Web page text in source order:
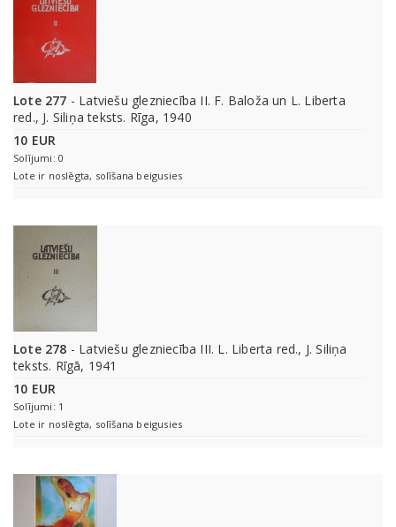
Lote 277 - Latviešu glezniecība II. F. Baloža un L. Liberta
red., J. Siliņa teksts. Rīga, 1940
10 EUR
Solījumi: 0
Lote ir noslēgta, solīšana beigusies
Lote 278 - Latviešu glezniecība III. L. Liberta red., J. Siliņa
teksts. Rīgā, 1941
10 EUR
Solījumi: 1
Lote ir noslēgta, solīšana beigusies